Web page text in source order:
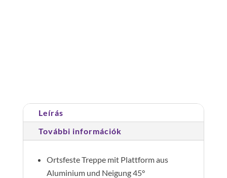
lépcsőfok
mennyiség
Leírás
További információk
Ortsfeste Treppe mit Plattform aus
Aluminium und Neigung 45°